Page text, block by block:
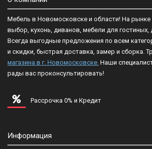
Мебель в Новомосковске и области! На рынке
выбор, кухонь, диванов, мебели для гостиных,
Всегда выгодные предложения по всем
и скидки, быстрая доставка, замер и сборка.
магазина в г. Новомосковске. Наши
рады вас проконсультировать!
Рассрочка 0% и Кредит
Информация